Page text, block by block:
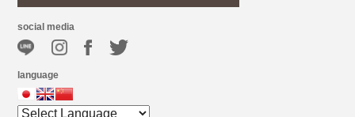
social media
language